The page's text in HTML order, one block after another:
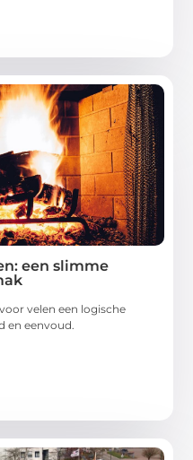
een slimme
velen een logische
en eenvoud.